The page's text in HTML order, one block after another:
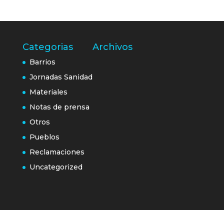
Categorias
Barrios
Jornadas Sanidad
Materiales
Notas de prensa
Otros
Pueblos
Reclamaciones
Uncategorized
Archivos